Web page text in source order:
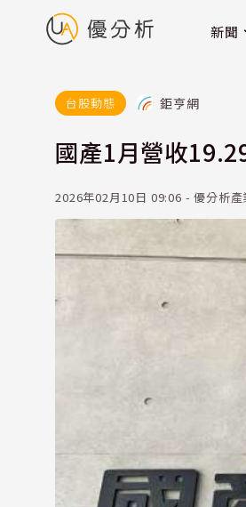
新聞
台股動態 鉅亨網
國產1月營收
2026年02月10日 09:06 - 優分析產